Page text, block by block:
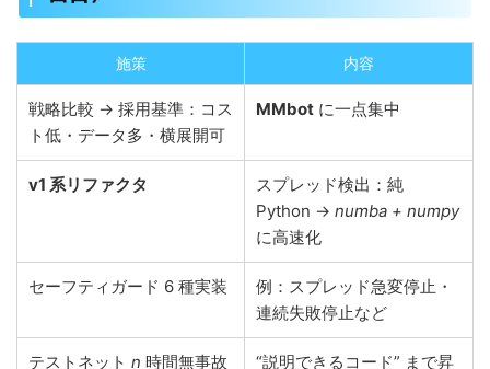
施策 内容
戦略比較 → 採用基準：コス
ト低・データ多・横展開可
MMbot に一点集中
v1 系リファクタ
スプレッド検出：純
Python → numba + numpy
に高速化
セーフティガード 6 種実装
例：スプレッド急変停止・
連続失敗停止など
テストネット n 時間無事故
“説明できるコード” まで昇